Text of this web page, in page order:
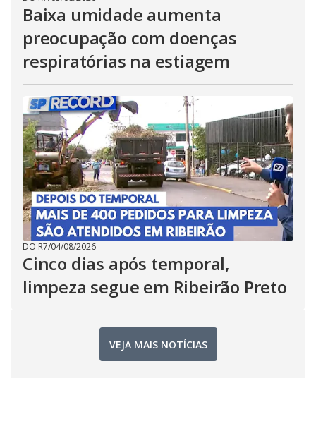
Baixa umidade aumenta
preocupação com doenças
respiratórias na estiagem
DO R7/04/08/2026
Cinco dias após temporal,
limpeza segue em Ribeirão Preto
VEJA MAIS NOTÍCIAS